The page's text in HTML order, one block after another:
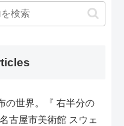
の世界。『 右半分の
古屋市美術館 スウェ